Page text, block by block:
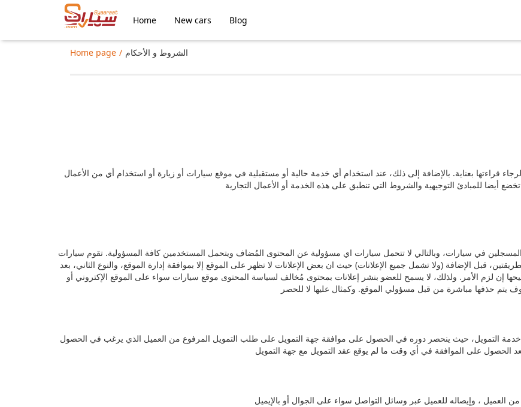
Home New cars Blog
Home page الشروط و الأحكام
قراءتها بعناية. بالإضافة إلى ذلك، عند استخدام أي خدمة حالية أو مستقبلية في موقع سيارات أو زيارة أو استخدام أي من الأعمال
في سيارات، وبالتالي لا تتحمل سيارات اي مسؤولية عن المحتوى المُضاف ويتحمل المستخدمين كافة المسؤولية. تقوم سيارات
قبل الإضافة (ولا تشمل جميع الإعلانات) حيث ان بعض الإعلانات لا تظهر على الموقع إلا بموافقة إدارة الموقع، والنوع الثاني، بعد
إن لزم الأمر. ولذلك، لا يسمح للعضو بنشر إعلانات بمحتوى مُخالف لسياسة المحتوى موقع سيارات سواء على الموقع الإكتروني أو
خدمة التمويل، حيث ينحصر دوره في الحصول على موافقة جهة التمويل على طلب التمويل المرفوع من العميل الذي يرغب في الحصول